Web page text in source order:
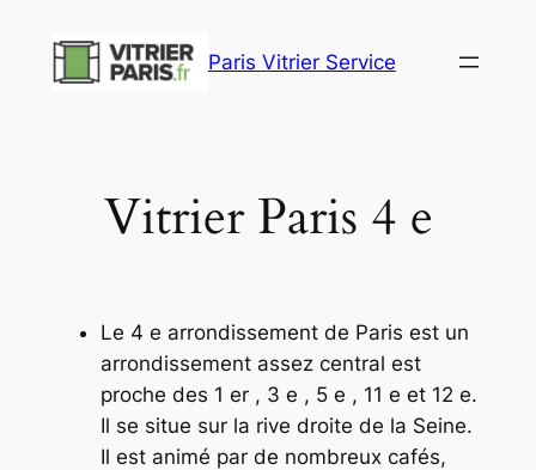
contenu
Paris Vitrier Service
Vitrier Paris 4 e
Le 4 e arrondissement de Paris est un
arrondissement assez central est
proche des 1 er , 3 e , 5 e , 11 e et 12 e.
Il se situe sur la rive droite de la Seine.
Il est animé par de nombreux cafés,